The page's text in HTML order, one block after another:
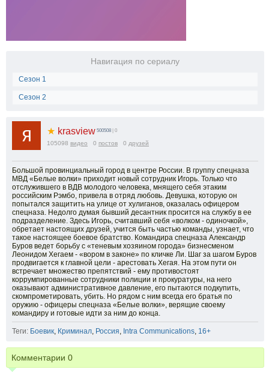
Навигация по сериалу
Сезон 1
Сезон 2
★ krasview 500508 | 0
105098 видео 0 постов 0 друзей
Большой провинциальный город в центре России. В группу спецназа
МВД «Белые волки» приходит новый сотрудник Игорь. Только что
отслужившего в ВДВ молодого человека, мнящего себя этаким
российским Рэмбо, привела в отряд любовь. Девушка, которую он
попытался защитить на улице от хулиганов, оказалась офицером
спецназа. Недолго думая бывший десантник просится на службу в ее
подразделение. Здесь Игорь, считавший себя «волком - одиночкой»,
обретает настоящих друзей, учится быть частью команды, узнает, что
такое настоящее боевое братство. Командира спецназа Александр
Буров ведет борьбу с «теневым хозяином города» бизнесменом
Леонидом Хегаем - «вором в законе» по кличке Ли. Шаг за шагом Буров
продвигается к главной цели - арестовать Хегая. На этом пути он
встречает множество препятствий - ему противостоят
коррумпированные сотрудники полиции и прокуратуры, на него
оказывают административное давление, его пытаются подкупить,
скомпрометировать, убить. Но рядом с ним всегда его братья по
оружию - офицеры спецназа «Белые волки», верящие своему
командиру и готовые идти за ним до конца.
Теги: Боевик, Криминал, Россия, Intra Communications, 16+
Комментарии 0